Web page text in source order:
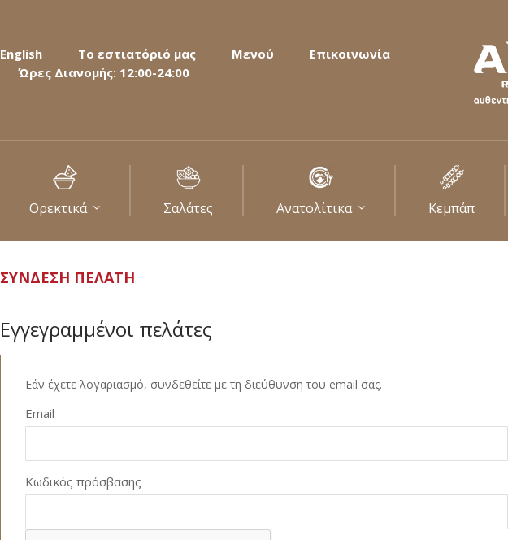
English Το εστιατόριό μας Μενού
Επικοινωνία
Ώρες Διανομής: 12:00-24:00
Ορεκτικά Σαλάτες Ανατολίτικα Κεμπάπ
ΣΎΝΔΕΣΗ ΠΕΛΆΤΗ
Εγγεγραμμένοι πελάτες
Εάν έχετε λογαριασμό, συνδεθείτε με τη διεύθυνση του email σας.
Email
Κωδικός πρόσβασης